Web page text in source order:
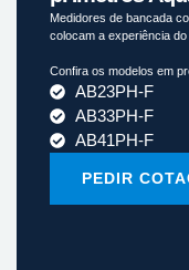
Medidores de bancada
colocam a experiência
Confira os modelos em
AB23PH-F
AB33PH-F
AB41PH-F
PEDIR